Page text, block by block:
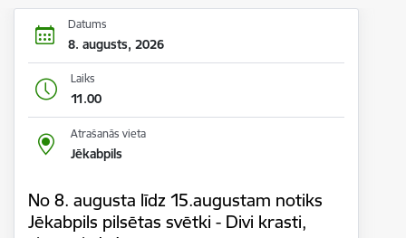
Datums
8. augusts, 2026
Laiks
11.00
Atrašanās vieta
Jēkabpils
No 8. augusta līdz 15.augustam notiks
Jēkabpils pilsētas svētki - Divi krasti,